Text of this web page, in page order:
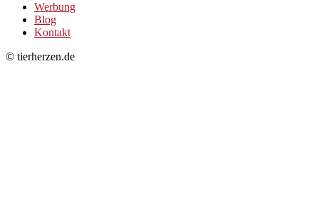
Werbung
Blog
Kontakt
© tierherzen.de